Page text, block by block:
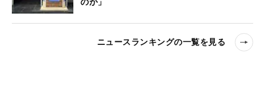
ニュースランキングの一覧を見る